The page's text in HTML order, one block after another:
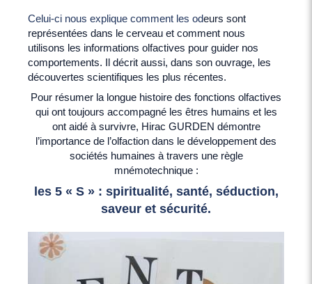
Celui-ci nous explique comment les odeurs sont
représentées dans le cerveau et comment nous
utilisons les informations olfactives pour guider nos
comportements. Il décrit aussi, dans son ouvrage, les
découvertes scientifiques les plus récentes.
Pour résumer la longue histoire des fonctions olfactives
qui ont toujours accompagné les êtres humains et les
ont aidé à survivre, Hirac GURDEN démontre
l’importance de l’olfaction dans le développement des
sociétés humaines à travers une règle
mnémotechnique :
les 5 « S » : spiritualité, santé, séduction,
saveur et sécurité.